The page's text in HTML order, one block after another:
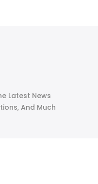
Latest News
And Much